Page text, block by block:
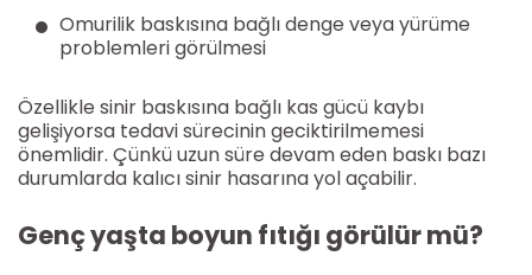
Omurilik baskısına bağlı denge veya yürüme
problemleri görülmesi
Özellikle sinir baskısına bağlı kas gücü kaybı
gelişiyorsa tedavi sürecinin geciktirilmemesi
önemlidir. Çünkü uzun süre devam eden baskı bazı
durumlarda kalıcı sinir hasarına yol açabilir.
Genç yaşta boyun fıtığı görülür mü?